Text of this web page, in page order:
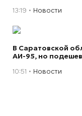
13:19 Новости
В Саратовской
АИ-95, но
10:51 Новости